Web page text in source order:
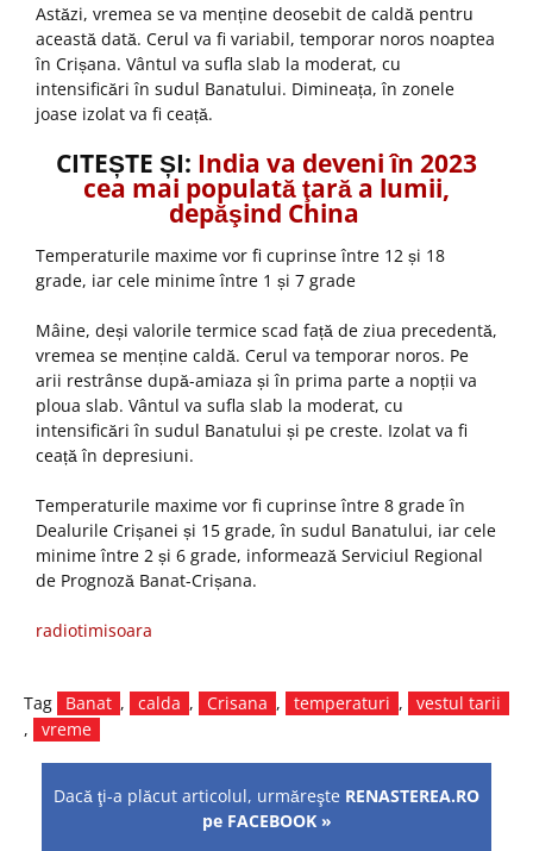
Astăzi, vremea se va menține deosebit de caldă pentru
această dată. Cerul va fi variabil, temporar noros noaptea
în Crișana. Vântul va sufla slab la moderat, cu
intensificări în sudul Banatului. Dimineața, în zonele
joase izolat va fi ceață.
CITEȘTE ȘI: India va deveni în 2023
cea mai populată ţară a lumii,
depăşind China
Temperaturile maxime vor fi cuprinse între 12 și 18
grade, iar cele minime între 1 și 7 grade
Mâine, deși valorile termice scad față de ziua precedentă,
vremea se menține caldă. Cerul va temporar noros. Pe
arii restrânse după-amiaza și în prima parte a nopții va
ploua slab. Vântul va sufla slab la moderat, cu
intensificări în sudul Banatului și pe creste. Izolat va fi
ceață în depresiuni.
Temperaturile maxime vor fi cuprinse între 8 grade în
Dealurile Crișanei și 15 grade, în sudul Banatului, iar cele
minime între 2 și 6 grade, informează Serviciul Regional
de Prognoză Banat-Crișana.
radiotimisoara
Tag Banat , calda , Crisana , temperaturi ,
vestul tarii
,
vreme
Dacă ţi-a plăcut articolul, urmăreşte RENASTEREA.RO
pe FACEBOOK »